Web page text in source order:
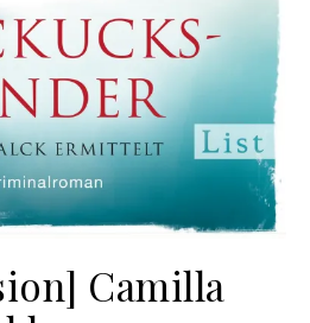
Camilla